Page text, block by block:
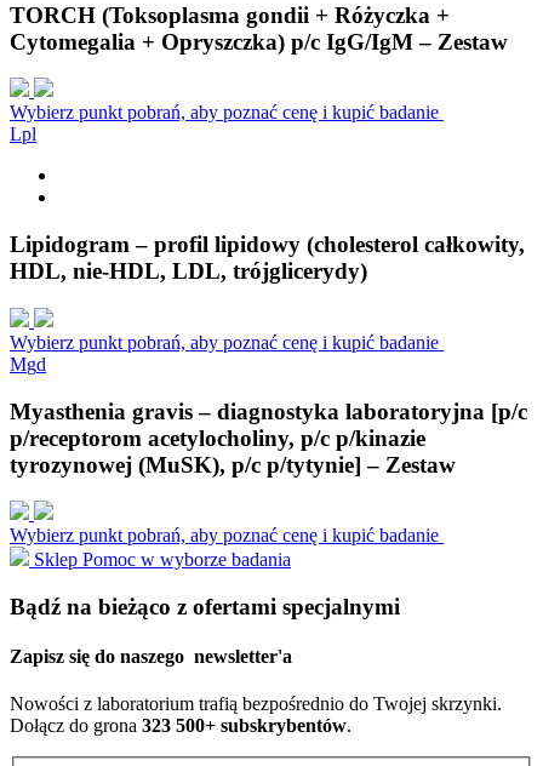
TORCH (Toksoplasma gondii + Różyczka +
Cytomegalia + Opryszczka) p/c IgG/IgM – Zestaw
Wybierz punkt pobrań, aby poznać cenę i kupić badanie
Lpl
Lipidogram – profil lipidowy (cholesterol całkowity,
HDL, nie-HDL, LDL, trójglicerydy)
Wybierz punkt pobrań, aby poznać cenę i kupić badanie
Mgd
Myasthenia gravis – diagnostyka laboratoryjna [p/c
p/receptorom acetylocholiny, p/c p/kinazie
tyrozynowej (MuSK), p/c p/tytynie] – Zestaw
Wybierz punkt pobrań, aby poznać cenę i kupić badanie
Sklep Pomoc w wyborze badania
Bądź na bieżąco z ofertami specjalnymi
Zapisz się do naszego newsletter'a
Nowości z laboratorium trafią bezpośrednio do Twojej skrzynki.
Dołącz do grona 323 500+ subskrybentów.